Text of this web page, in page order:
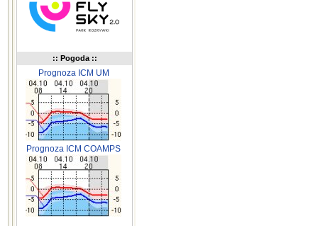
:: Pogoda ::
Prognoza ICM UM
Prognoza ICM COAMPS